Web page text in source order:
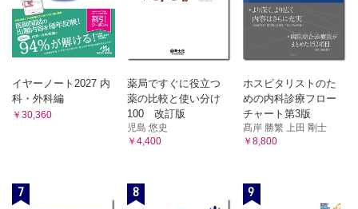
免疫関連有害事象
irAE診療における基本的な考え方
irAEは自己免疫疾患と似て非なるものか
irAE心筋炎、筋炎、重症筋無力症
おわりに ～irAE診療の取り組み
はじめに
MSAsとIIMsの関連性
DM/PM病態を反映したモデルマウス
おわりに
03 多発性筋炎・免疫介在性壊死性筋症ほか
はじめに
IIMにおける筋傷害機序
プログラムされたネクローシスと筋細胞の細胞死研究
第8章 ANCA関連血管炎
イヤーノート2027 内
科・外科編
￥30,360
薬局ですぐに役立つ
薬の比較と使い分け
100 改訂版
児島 悠史
￥4,400
ホスピタリストのた
めの内科診療フロー
チャート第3版
髙岸 勝繁 上田 剛士
￥8,800
7 8 9